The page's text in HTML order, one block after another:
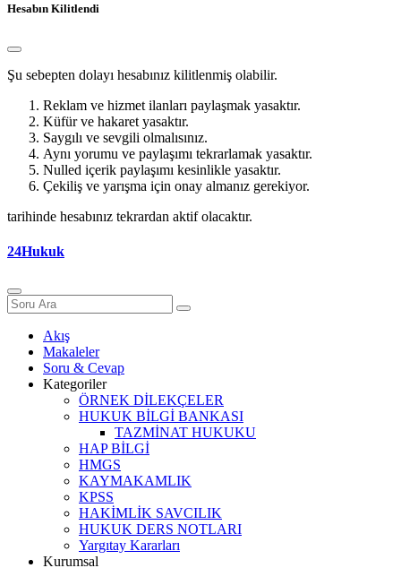
Hesabın Kilitlendi
Şu sebepten dolayı hesabınız kilitlenmiş olabilir.
Reklam ve hizmet ilanları paylaşmak yasaktır.
Küfür ve hakaret yasaktır.
Saygılı ve sevgili olmalısınız.
Aynı yorumu ve paylaşımı tekrarlamak yasaktır.
Nulled içerik paylaşımı kesinlikle yasaktır.
Çekiliş ve yarışma için onay almanız gerekiyor.
tarihinde hesabınız tekrardan aktif olacaktır.
24Hukuk
Akış
Makaleler
Soru & Cevap
Kategoriler
ÖRNEK DİLEKÇELER
HUKUK BİLGİ BANKASI
TAZMİNAT HUKUKU
HAP BİLGİ
HMGS
KAYMAKAMLIK
KPSS
HAKİMLİK SAVCILIK
HUKUK DERS NOTLARI
Yargıtay Kararları
Kurumsal